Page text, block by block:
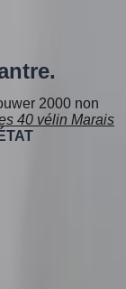
2000 non
40 vélin Marais